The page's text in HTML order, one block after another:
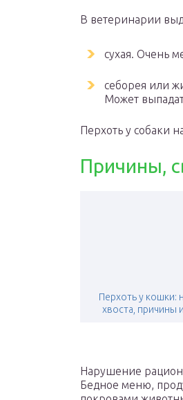
В ветеринарии
сухая. Очень
себорея или
Может
Перхоть у собаки
Причины,
Перхоть у кошки:
хвоста, причины
Нарушение
Бедное меню,